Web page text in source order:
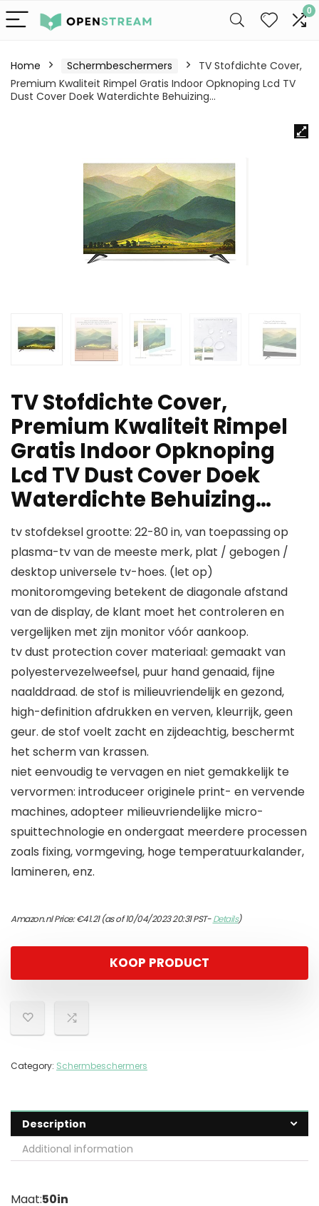
0
Home Schermbeschermers
TV Stofdichte Cover,
Premium Kwaliteit Rimpel Gratis Indoor Opknoping Lcd TV
Dust Cover Doek Waterdichte Behuizing…
TV Stofdichte Cover,
Premium Kwaliteit Rimpel
Gratis Indoor Opknoping
Lcd TV Dust Cover Doek
Waterdichte Behuizing…
tv stofdeksel grootte: 22-80 in, van toepassing op
plasma-tv van de meeste merk, plat / gebogen /
desktop universele tv-hoes. (let op)
monitoromgeving betekent de diagonale afstand
van de display, de klant moet het controleren en
vergelijken met zijn monitor vóór aankoop.
tv dust protection cover materiaal: gemaakt van
polyestervezelweefsel, puur hand genaaid, fijne
naalddraad. de stof is milieuvriendelijk en gezond,
high-definition afdrukken en verven, kleurrijk, geen
geur. de stof voelt zacht en zijdeachtig, beschermt
het scherm van krassen.
niet eenvoudig te vervagen en niet gemakkelijk te
vervormen: introduceer originele print- en vervende
machines, adopteer milieuvriendelijke micro-
spuittechnologie en ondergaat meerdere processen
zoals fixing, vormgeving, hoge temperatuurkalander,
lamineren, enz.
Amazon.nl Price:€41.21(as of 10/04/2023 20:31 PST-Details)
KOOP PRODUCT
Category: Schermbeschermers
Description
Additional information
Maat:50in